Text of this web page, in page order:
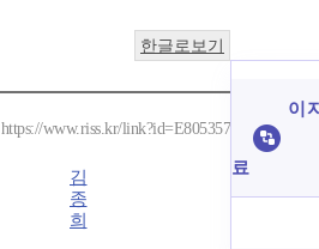
한글로보기
https://www.riss.kr/link?id=E805357
김
종
희
이
료